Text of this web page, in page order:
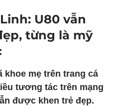
U80 vẫn
từng là mỹ
khoe mẹ trên trang cá
tương tác trên mạng
được khen trẻ đẹp.